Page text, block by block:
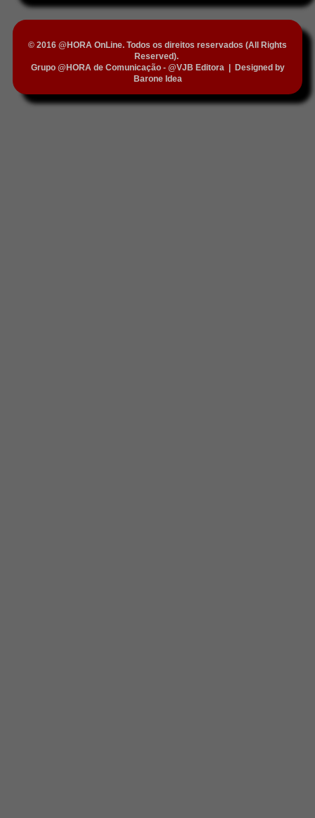
© 2016 @HORA OnLine. Todos os direitos reservados (All Rights
Reserved).
Grupo @HORA de Comunicação - @VJB Editora|
Designed by
Barone Idea